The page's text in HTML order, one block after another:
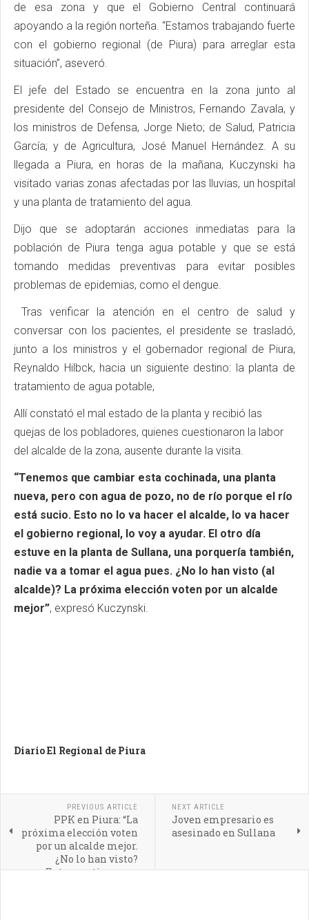
de esa zona y que el Gobierno Central continuará
apoyando a la región norteña. “Estamos trabajando fuerte
con el gobierno regional (de Piura) para arreglar esta
situación”, aseveró.
El jefe del Estado se encuentra en la zona junto al
presidente del Consejo de Ministros, Fernando Zavala, y
los ministros de Defensa, Jorge Nieto; de Salud, Patricia
García; y de Agricultura, José Manuel Hernández. A su
llegada a Piura, en horas de la mañana, Kuczynski ha
visitado varias zonas afectadas por las lluvias, un hospital
y una planta de tratamiento del agua.
Dijo que se adoptarán acciones inmediatas para la
población de Piura tenga agua potable y que se está
tomando medidas preventivas para evitar posibles
problemas de epidemias, como el dengue.
Tras verificar la atención en el centro de salud y
conversar con los pacientes, el presidente se trasladó,
junto a los ministros y el gobernador regional de Piura,
Reynaldo Hilbck, hacia un siguiente destino: la planta de
tratamiento de agua potable,
Allí constató el mal estado de la planta y recibió las
quejas de los pobladores, quienes cuestionaron la labor
del alcalde de la zona, ausente durante la visita.
“Tenemos que cambiar esta cochinada, una planta
nueva, pero con agua de pozo, no de río porque el río
está sucio. Esto no lo va hacer el alcalde, lo va hacer
el gobierno regional, lo voy a ayudar. El otro día
estuve en la planta de Sullana, una porquería también,
nadie va a tomar el agua pues. ¿No lo han visto (al
alcalde)? La próxima elección voten por un alcalde
mejor”, expresó Kuczynski.
Diario El Regional de Piura
PREVIOUS ARTICLE
PPK en Piura: “La
próxima elección voten
por un alcalde mejor.
¿No lo han visto?
Entonces tiene que
NEXT ARTICLE
Joven empresario es
asesinado en Sullana